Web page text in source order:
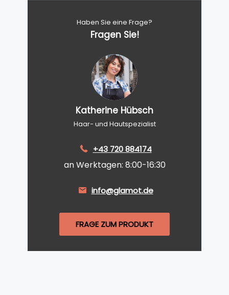
Haben Sie eine Frage?
Fragen Sie!
Katherine Hübsch
Haar- und Hautspezialist
+43 720 884174
an Werktagen: 8:00-16:30
info@glamot.de
FRAGE ZUM PRODUKT